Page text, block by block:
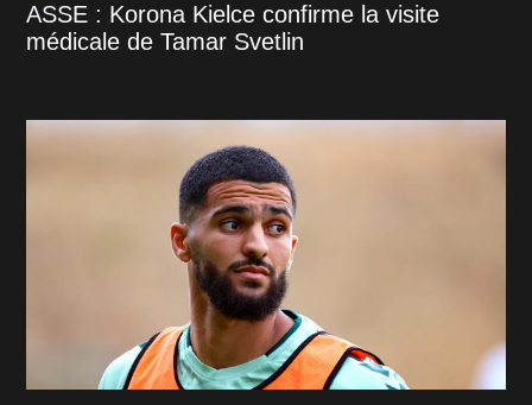
ASSE : Korona Kielce confirme la visite
médicale de Tamar Svetlin